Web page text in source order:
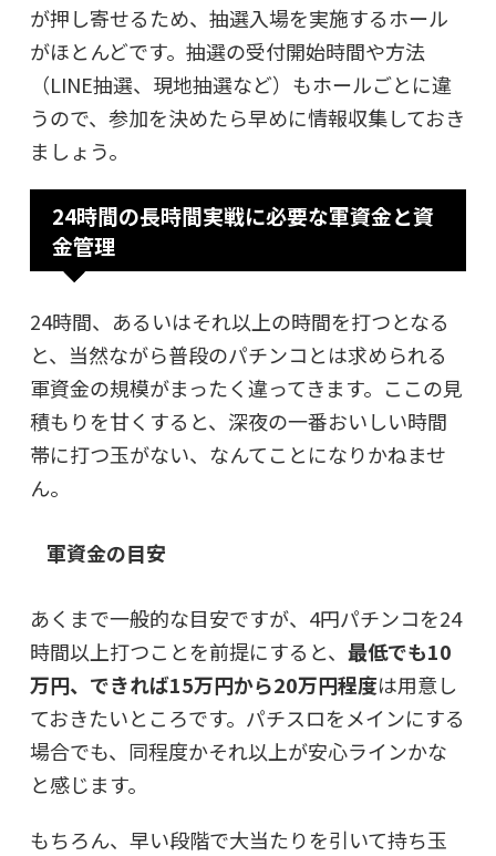
が押し寄せるため、抽選入場を実施するホール
がほとんどです。抽選の受付開始時間や方法
（LINE抽選、現地抽選など）もホールごとに違
うので、参加を決めたら早めに情報収集しておき
ましょう。
24時間の長時間実戦に必要な軍資金と資
金管理
24時間、あるいはそれ以上の時間を打つとなる
と、当然ながら普段のパチンコとは求められる
軍資金の規模がまったく違ってきます。ここの見
積もりを甘くすると、深夜の一番おいしい時間
帯に打つ玉がない、なんてことになりかねませ
ん。
軍資金の目安
あくまで一般的な目安ですが、4円パチンコを24
時間以上打つことを前提にすると、 最低でも10
万円、できれば15万円から20万円程度は用意し
ておきたいところです。パチスロをメインにする
場合でも、同程度かそれ以上が安心ラインかな
と感じます。
もちろん、早い段階で大当たりを引いて持ち玉